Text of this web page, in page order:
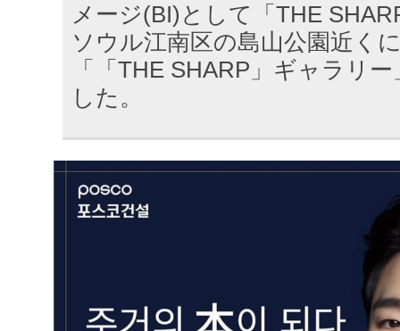
メージ(BI)として「THE
ソウル江南区の島山公園近く
「「THE SHARP」ギャラリ
した。